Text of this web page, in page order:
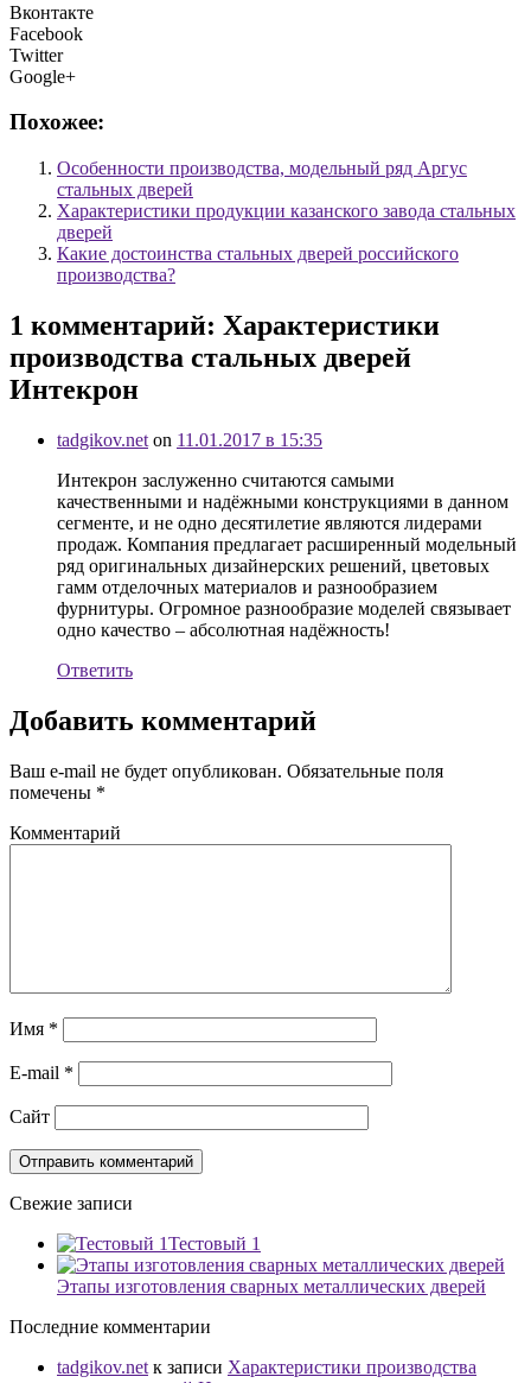
Вконтакте
Facebook
Twitter
Google+
Похожее:
Особенности производства, модельный ряд Аргус
стальных дверей
Характеристики продукции казанского завода стальных
дверей
Какие достоинства стальных дверей российского
производства?
1 комментарий: Характеристики
производства стальных дверей
Интекрон
tadgikov.net on 11.01.2017 в 15:35
Интекрон заслуженно считаются самыми
качественными и надёжными конструкциями в данном
сегменте, и не одно десятилетие являются лидерами
продаж. Компания предлагает расширенный модельный
ряд оригинальных дизайнерских решений, цветовых
гамм отделочных материалов и разнообразием
фурнитуры. Огромное разнообразие моделей связывает
одно качество – абсолютная надёжность!
Ответить
Добавить комментарий
Ваш e-mail не будет опубликован. Обязательные поля
помечены *
Комментарий
Имя *
E-mail *
Сайт
Свежие записи
Тестовый 1
Этапы изготовления сварных металлических дверей
Последние комментарии
tadgikov.net к записи Характеристики производства